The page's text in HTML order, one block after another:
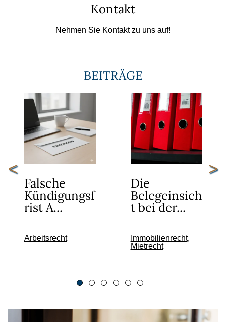
Kontakt
Nehmen Sie Kontakt zu uns auf!
BEITRÄGE
< >
Falsche
Kündigungsf
rist A...
Arbeitsrecht
Die
Belegeinsich
t bei der...
Immobilienrecht
Mietrecht